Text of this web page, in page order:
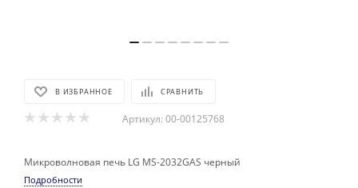
В ИЗБРАННОЕ СРАВНИТЬ
Артикул: 00-00125768
Микроволновая печь LG MS-2032GAS черный
Подробности